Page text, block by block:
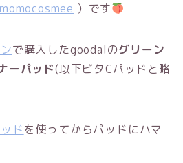
）です
で購入したgoodalのグリーン
ーパッド(以下ビタCパッドと略
ドを使ってからパッドにハマ